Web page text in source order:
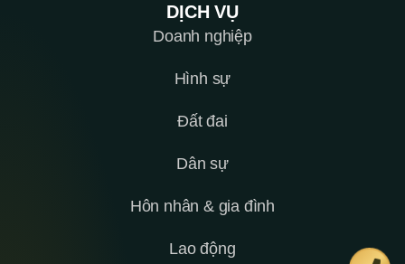
DỊCH VỤ
Doanh nghiệp
Hình sự
Đất đai
Dân sự
Hôn nhân & gia đình
Lao động